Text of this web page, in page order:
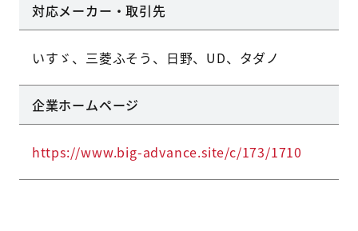
対応メーカー・取引先
いすゞ、三菱ふそう、日野、UD、タダノ
企業ホームページ
https://www.big-advance.site/c/173/1710